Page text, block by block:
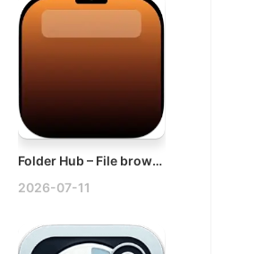
Folder Hub – File browser v2.7.0 Mac文件浏览器 一键直达文件和文件夹破解版
2026-07-11